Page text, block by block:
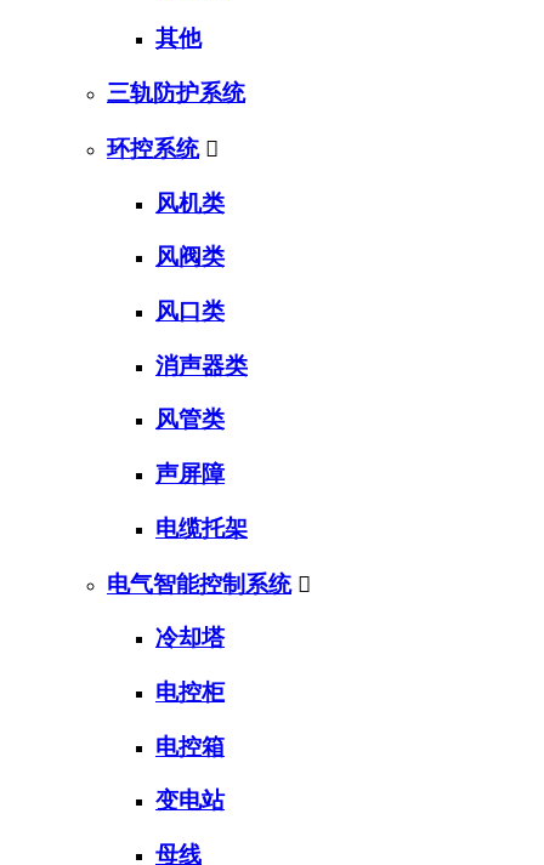
其他
三轨防护系统
环控系统 
风机类
风阀类
风口类
消声器类
风管类
声屏障
电缆托架
电气智能控制系统 
冷却塔
电控柜
电控箱
变电站
母线